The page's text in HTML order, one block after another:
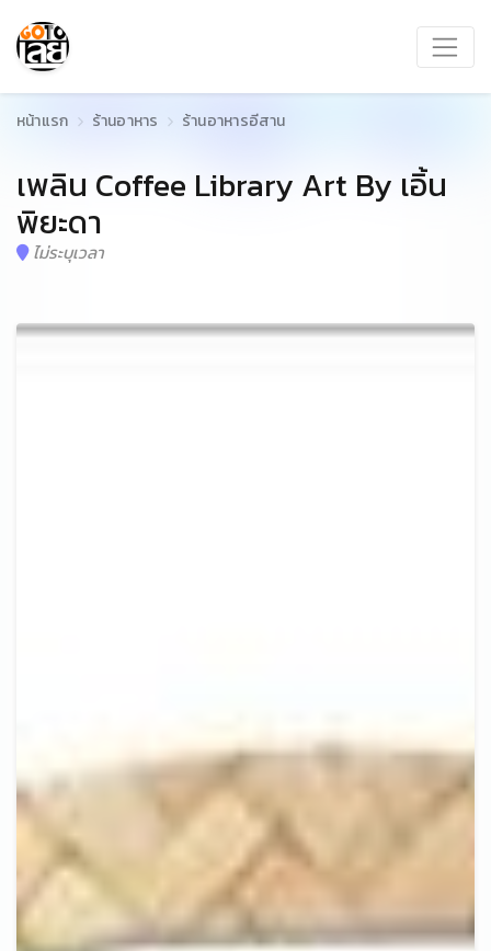
หน้าแรก ร้านอาหาร ร้านอาหารอีสาน
เพลิน Coffee Library Art By เอิ้น
พิยะดา
ไม่ระบุเวลา